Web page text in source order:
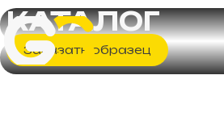
КАТАЛОГ
Заказать образец